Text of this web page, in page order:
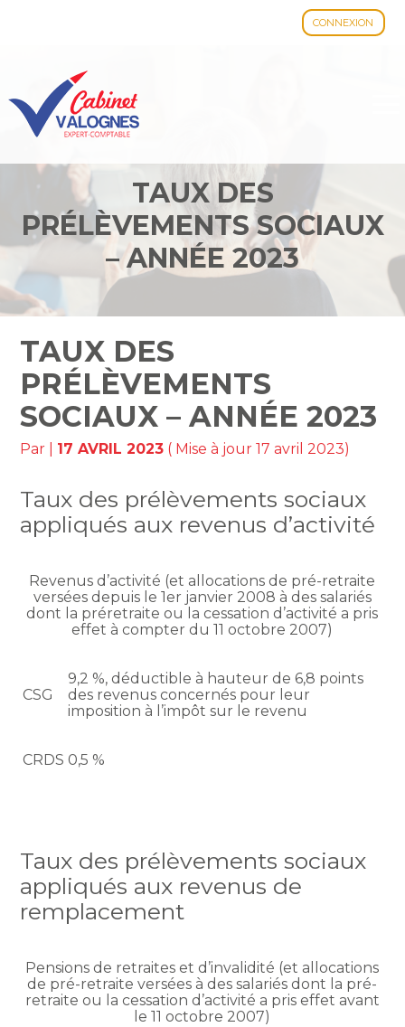
CONNEXION
Aller
contenu
TAUX DES
PRÉLÈVEMENTS SOCIAUX
– ANNÉE 2023
TAUX DES
PRÉLÈVEMENTS
SOCIAUX – ANNÉE 2023
Par 17 AVRIL 2023 ( Mise à jour 17 avril 2023)
Taux des prélèvements sociaux
appliqués aux revenus d’activité
Revenus d’activité (et allocations de pré-retraite
versées depuis le 1er janvier 2008 à des salariés
dont la préretraite ou la cessation d’activité a pris
effet à compter du 11 octobre 2007)
CSG
9,2 %, déductible à hauteur de 6,8 points
des revenus concernés pour leur
imposition à l’impôt sur le revenu
CRDS 0,5 %
Taux des prélèvements sociaux
appliqués aux revenus de
remplacement
Pensions de retraites et d’invalidité (et allocations
de pré-retraite versées à des salariés dont la pré-
retraite ou la cessation d’activité a pris effet avant
le 11 octobre 2007)